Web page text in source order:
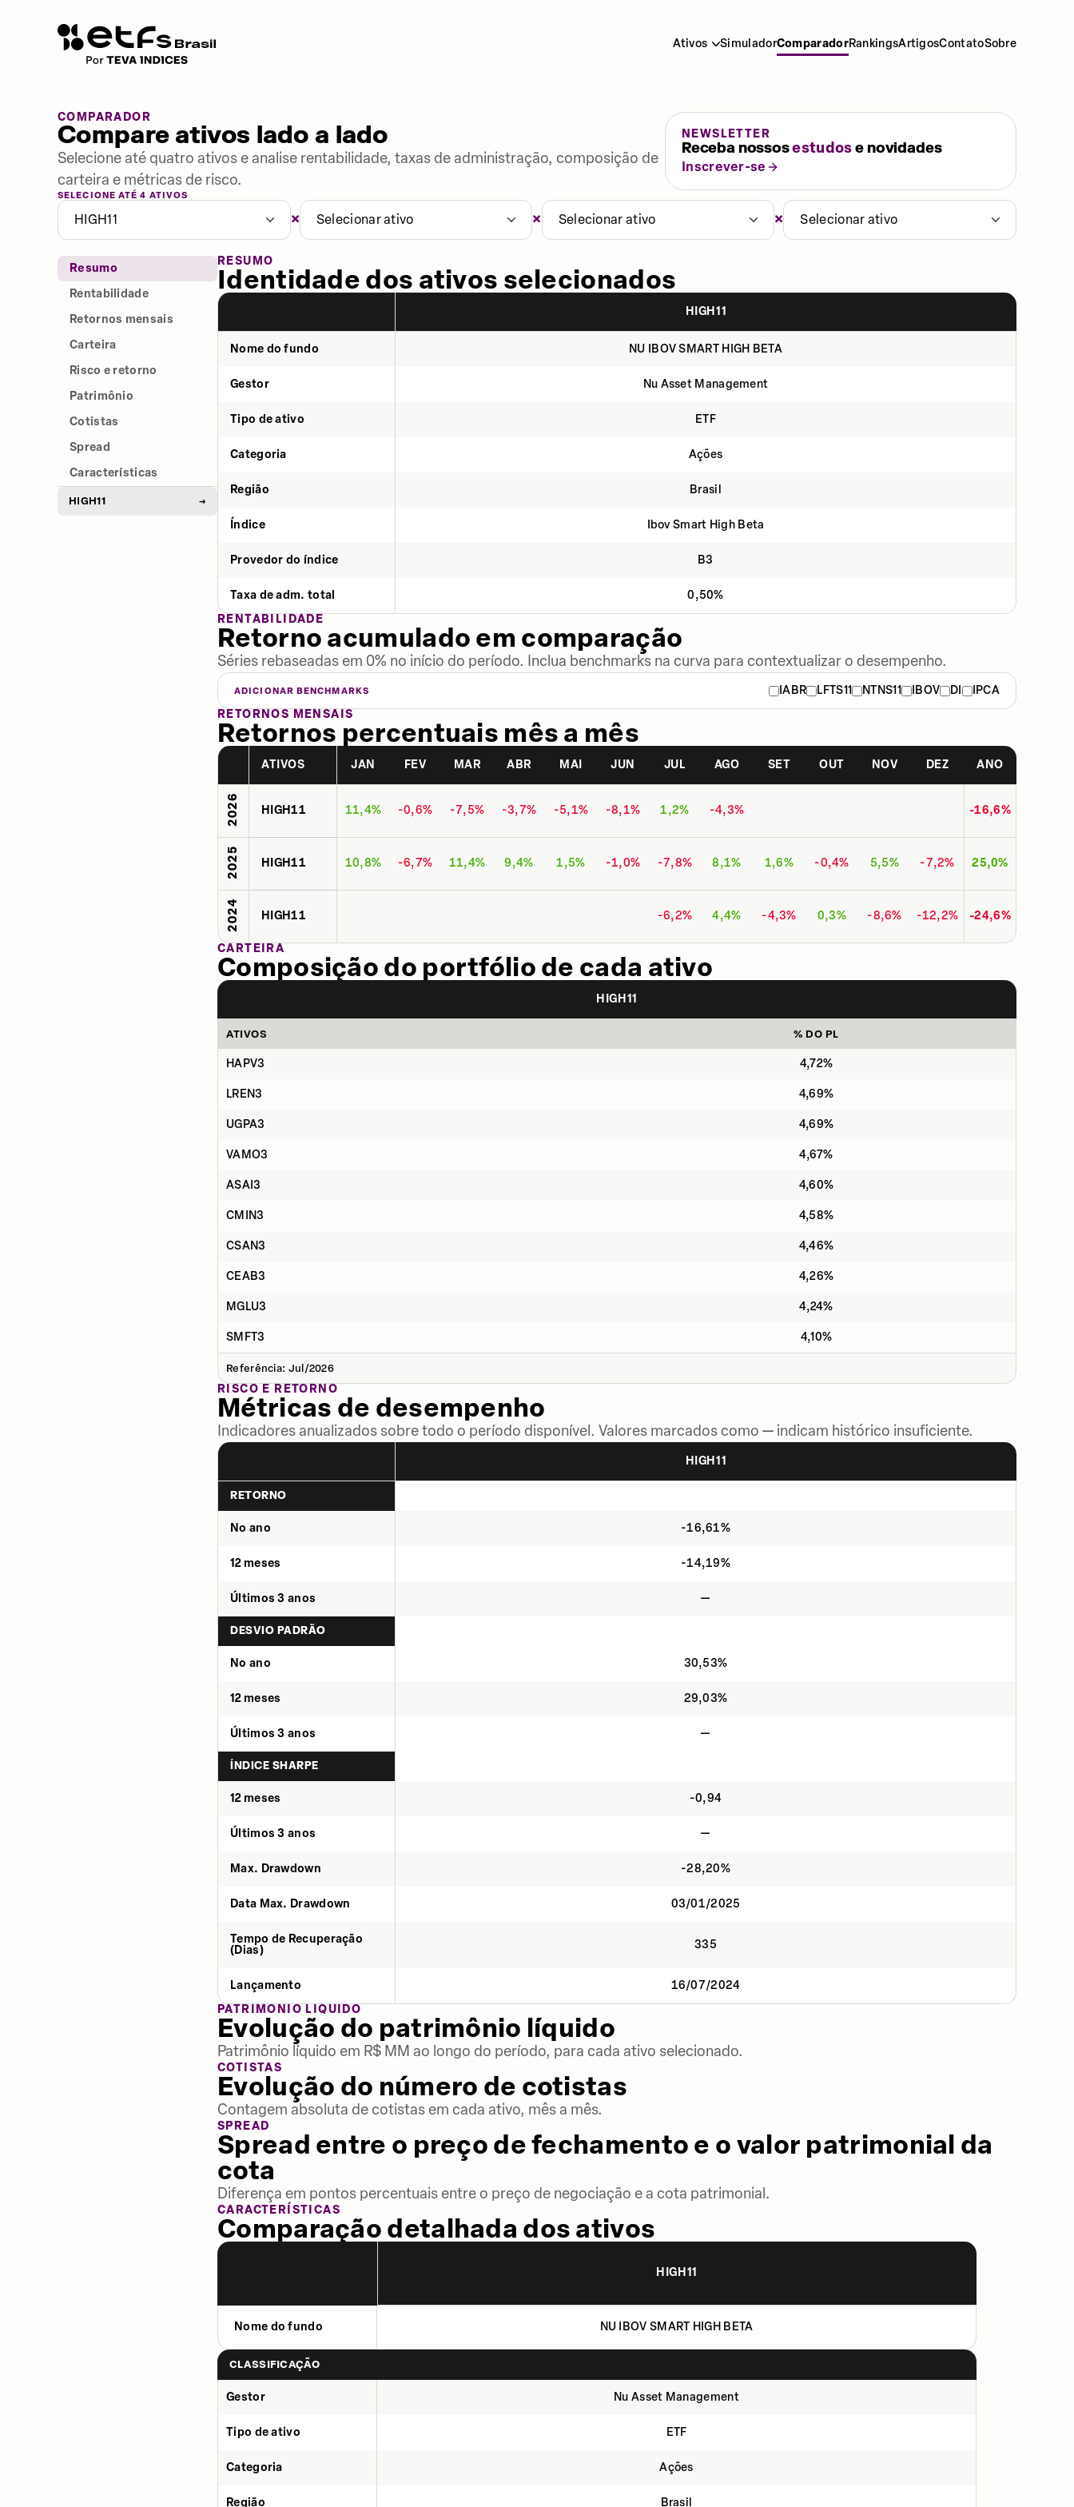
Ativos SimuladorComparadorRankingsArtigosContatoSobre
COMPARADOR
Compare ativos lado a lado
Selecione até quatro ativos e analise rentabilidade, taxas de administração, composição de
carteira e métricas de risco.
NEWSLETTER
Receba nossosestudose novidades
Inscrever-se
SELECIONE ATÉ 4 ATIVOS
HIGH11 × Selecionar ativo × Selecionar ativo × Selecionar ativo
Resumo
Rentabilidade
Retornos mensais
Carteira
Risco e retorno
Patrimônio
Cotistas
Spread
Características
HIGH11 →
RESUMO
Identidade dos ativos selecionados
HIGH11
Nome do fundo NU IBOV SMART HIGH BETA
Gestor Nu Asset Management
Tipo de ativo ETF
Categoria Ações
Região Brasil
Índice Ibov Smart High Beta
Provedor do índice B3
Taxa de adm. total
0,50%
RENTABILIDADE
Retorno acumulado em comparação
Séries rebaseadas em 0% no início do período. Inclua benchmarks na curva para contextualizar o desempenho.
ADICIONAR BENCHMARKS IABR LFTS11 NTNS11 IBOV DI
IPCA
RETORNOS MENSAIS
Retornos percentuais mês a mês
ATIVOS JAN FEV MAR ABR MAI JUN JUL AGO SET OUT NOV DEZ ANO
2026 HIGH11 11,4% -0,6% -7,5% -3,7% -5,1% -8,1% 1,2% -4,3% -16,6%
2025 HIGH11 10,8% -6,7% 11,4% 9,4% 1,5% -1,0% -7,8% 8,1% 1,6% -0,4% 5,5% -7,2% 25,0%
2024 HIGH11 -6,2% 4,4% -4,3% 0,3% -8,6% -12,2% -24,6%
CARTEIRA
Composição do portfólio de cada ativo
HIGH11
ATIVOS % DO PL
HAPV3 4,72%
LREN3 4,69%
UGPA3 4,69%
VAMO3 4,67%
ASAI3 4,60%
CMIN3 4,58%
CSAN3 4,46%
CEAB3 4,26%
MGLU3 4,24%
SMFT3 4,10%
Referência: Jul/2026
RISCO E RETORNO
Métricas de desempenho
Indicadores anualizados sobre todo o período disponível. Valores marcados como — indicam histórico insuficiente.
HIGH11
RETORNO
No ano -16,61%
12 meses -14,19%
Últimos 3 anos —
DESVIO PADRÃO
No ano 30,53%
12 meses 29,03%
Últimos 3 anos —
ÍNDICE SHARPE
12 meses -0,94
Últimos 3 anos —
Max. Drawdown -28,20%
Data Max. Drawdown 03/01/2025
Tempo de Recuperação
(Dias)
335
Lançamento
16/07/2024
PATRIMÔNIO LÍQUIDO
Evolução do patrimônio líquido
Patrimônio líquido em R$ MM ao longo do período, para cada ativo selecionado.
COTISTAS
Evolução do número de cotistas
Contagem absoluta de cotistas em cada ativo, mês a mês.
SPREAD
Spread entre o preço de fechamento e o valor patrimonial da
cota
Diferença em pontos percentuais entre o preço de negociação e a cota patrimonial.
CARACTERÍSTICAS
Comparação detalhada dos ativos
HIGH11
Nome do fundo NU IBOV SMART HIGH BETA
CLASSIFICAÇÃO
Gestor Nu Asset Management
Tipo de ativo ETF
Categoria Ações
Região Brasil